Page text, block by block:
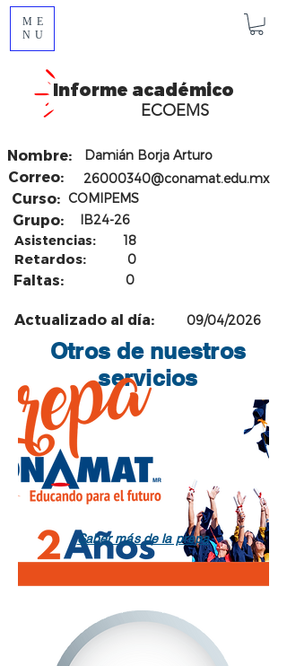
ME
NU
Informe académico
ECOEMS
Nombre: Damián Borja Arturo
Correo: 26000340@conamat.edu.mx
Curso: COMIPEMS
Grupo:
IB24-26
Asistencias:
18
Retardos: 0
Faltas: 0
Actualizado al día: 09/04/2026
Otros de nuestros
servicios
Saber más de la prepa